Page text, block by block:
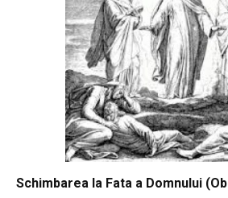
Schimbarea la Fata a Domnului